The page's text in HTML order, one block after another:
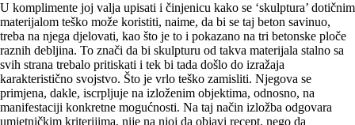
U komplimente joj valja upisati i činjenicu kako se ‘skulptura’ dotičnim
materijalom teško može koristiti, naime, da bi se taj beton savinuo,
treba na njega djelovati, kao što je to i pokazano na tri betonske ploče
raznih debljina. To znači da bi skulpturu od takva materijala stalno sa
svih strana trebalo pritiskati i tek bi tada došlo do izražaja
karakteristično svojstvo. Što je vrlo teško zamisliti. Njegova se
primjena, dakle, iscrpljuje na izloženim objektima, odnosno, na
manifestaciji konkretne mogućnosti. Na taj način izložba odgovara
umjetničkim kriterijima, nije na njoj da objavi recept, nego da